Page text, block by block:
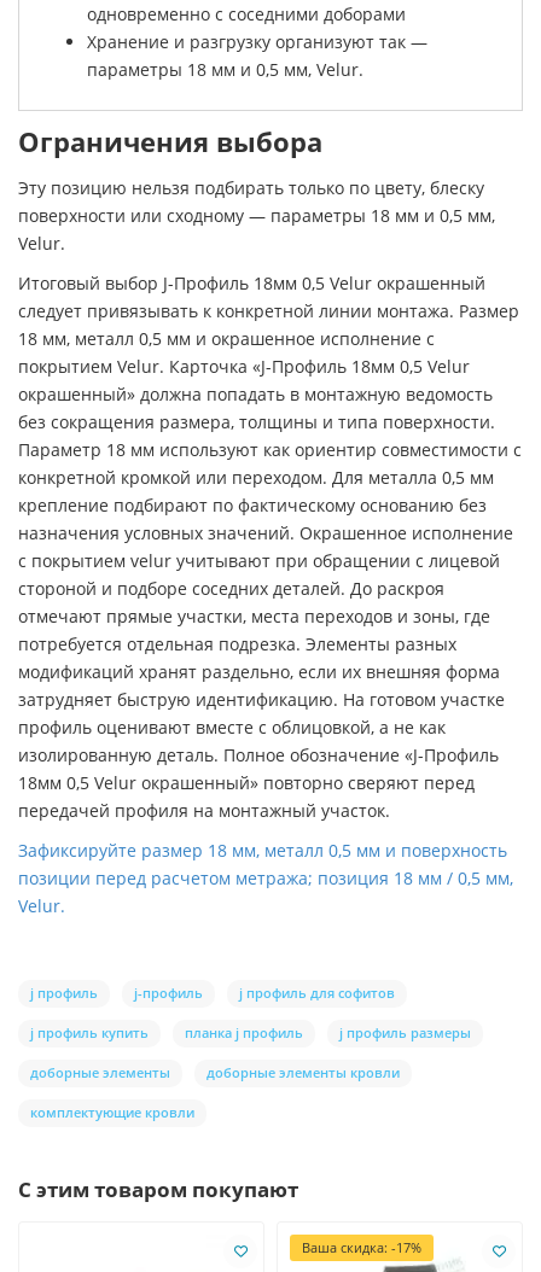
одновременно с соседними доборами
Хранение и разгрузку организуют так —
параметры 18 мм и 0,5 мм, Velur.
Ограничения выбора
Эту позицию нельзя подбирать только по цвету, блеску
поверхности или сходному — параметры 18 мм и 0,5 мм,
Velur.
Итоговый выбор J-Профиль 18мм 0,5 Velur окрашенный
следует привязывать к конкретной линии монтажа. Размер
18 мм, металл 0,5 мм и окрашенное исполнение с
покрытием Velur. Карточка «J-Профиль 18мм 0,5 Velur
окрашенный» должна попадать в монтажную ведомость
без сокращения размера, толщины и типа поверхности.
Параметр 18 мм используют как ориентир совместимости с
конкретной кромкой или переходом. Для металла 0,5 мм
крепление подбирают по фактическому основанию без
назначения условных значений. Окрашенное исполнение
с покрытием velur учитывают при обращении с лицевой
стороной и подборе соседних деталей. До раскроя
отмечают прямые участки, места переходов и зоны, где
потребуется отдельная подрезка. Элементы разных
модификаций хранят раздельно, если их внешняя форма
затрудняет быструю идентификацию. На готовом участке
профиль оценивают вместе с облицовкой, а не как
изолированную деталь. Полное обозначение «J-Профиль
18мм 0,5 Velur окрашенный» повторно сверяют перед
передачей профиля на монтажный участок.
Зафиксируйте размер 18 мм, металл 0,5 мм и поверхность
позиции перед расчетом метража; позиция 18 мм / 0,5 мм,
Velur.
j профиль j-профиль j профиль для софитов
j профиль купить планка j профиль j профиль размеры
доборные элементы доборные элементы кровли
комплектующие кровли
С этим товаром покупают
Ваша скидка: -17%